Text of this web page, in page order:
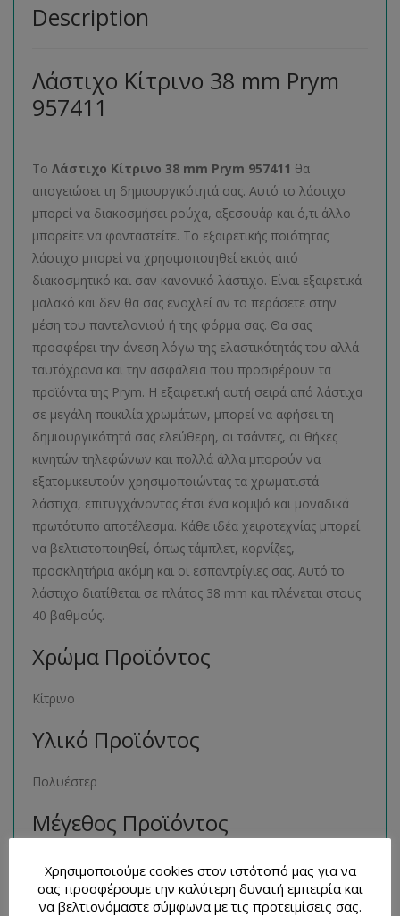
Description
Λάστιχο Κίτρινο 38 mm Prym
957411
To Λάστιχο Κίτρινο 38 mm Prym 957411 θα
απογειώσει τη δημιουργικότητά σας. Αυτό το λάστιχο
μπορεί να διακοσμήσει ρούχα, αξεσουάρ και ό,τι άλλο
μπορείτε να φανταστείτε. Το εξαιρετικής ποιότητας
λάστιχο μπορεί να χρησιμοποιηθεί εκτός από
διακοσμητικό και σαν κανονικό λάστιχο. Είναι εξαιρετικά
μαλακό και δεν θα σας ενοχλεί αν το περάσετε στην
μέση του παντελονιού ή της φόρμα σας. Θα σας
προσφέρει την άνεση λόγω της ελαστικότητάς του αλλά
ταυτόχρονα και την ασφάλεια που προσφέρουν τα
προϊόντα της Prym. Η εξαιρετική αυτή σειρά από λάστιχα
σε μεγάλη ποικιλία χρωμάτων, μπορεί να αφήσει τη
δημιουργικότητά σας ελεύθερη, οι τσάντες, οι θήκες
κινητών τηλεφώνων και πολλά άλλα μπορούν να
εξατομικευτούν χρησιμοποιώντας τα χρωματιστά
λάστιχα, επιτυγχάνοντας έτσι ένα κομψό και μοναδικά
πρωτότυπο αποτέλεσμα. Κάθε ιδέα χειροτεχνίας μπορεί
να βελτιστοποιηθεί, όπως τάμπλετ, κορνίζες,
προσκλητήρια ακόμη και οι εσπαντρίγιες σας. Αυτό το
λάστιχο διατίθεται σε πλάτος 38 mm και πλένεται στους
40 βαθμούς.
Χρώμα Προϊόντος
Κίτρινο
Υλικό Προϊόντος
Πολυέστερ
Μέγεθος Προϊόντος
38mm
Παρόμοια Προϊόντα
Χρησιμοποιούμε cookies στον ιστότοπό μας για να
σας προσφέρουμε την καλύτερη δυνατή εμπειρία και
να βελτιονόμαστε σύμφωνα με τις προτειμίσεις σας.